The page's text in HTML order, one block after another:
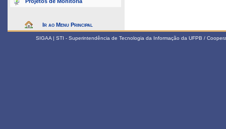
Ir ao Menu Principal
SIGAA | STI - Superintendência de Tecnologia da Informação da UFPB /